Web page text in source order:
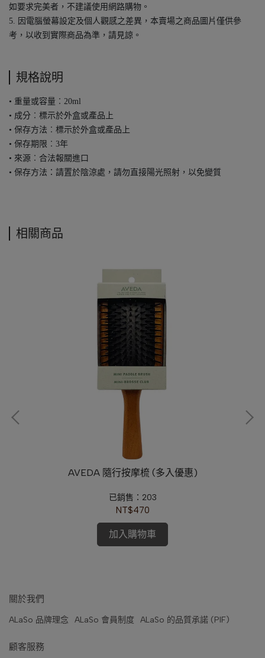
如要求完美者，不建議使用網路購物。
5. 因電腦螢幕設定及個人觀感之差異，本賣場之商品圖片僅供參
考，以收到實際商品為準，請見諒。
規格說明
• 重量或容量︰20ml
• 成分︰標示於外盒或產品上
• 保存方法︰標示於外盒或產品上
• 保存期限︰3年
• 來源︰合法報關進口
• 保存方法：請置於陰涼處，請勿直接陽光照射，以免變質
相關商品
AVEDA 隨行按摩梳 (多入優惠)
已銷售：203
NT$470
加入購物車
關於我們
ALaSo 品牌理念 ALaSo 會員制度 ALaSo 的品質承諾 (PIF)
顧客服務